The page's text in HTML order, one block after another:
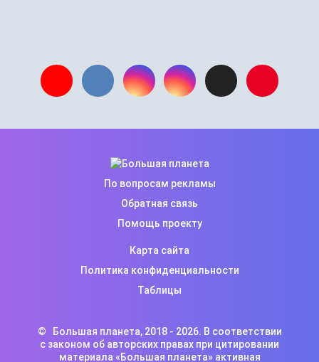
Карта сайта
Политика конфиденциальности
Таблицы
По вопросам рекламы
Обратная связь
Помощь проекту
© Большая планета, 2018 - 2026. В соответствии
с законом об авторских правах при цитировании
материала «Большая планета» активная